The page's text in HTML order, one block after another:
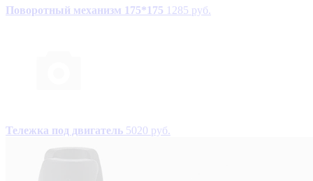
Поворотный механизм 175*175 1285 руб.
Тележка под двигатель 5020 руб.